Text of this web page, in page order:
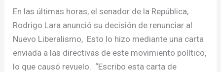
En las últimas horas, el senador de la República,
Rodrigo Lara anunció su decisión de renunciar al
Nuevo Liberalismo, Esto lo hizo mediante una carta
enviada a las directivas de este movimiento político,
lo que causó revuelo. “Escribo esta carta de
al
Nuevo
Liberalismo